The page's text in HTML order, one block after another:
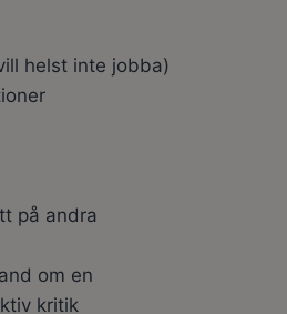
helst inte jobba)
på andra
om en
kritik